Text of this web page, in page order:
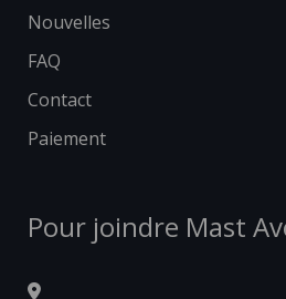
Nouvelles
FAQ
Contact
Paiement
Pour joindre Mast